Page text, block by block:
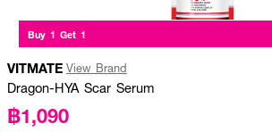
Buy 1 Get 1
VITMATE View Brand
Dragon-HYA Scar Serum
฿1,090